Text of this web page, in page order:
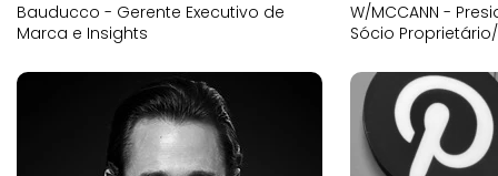
Bauducco - Gerente Executivo de
Marca e Insights
W/MCCANN -
Sócio